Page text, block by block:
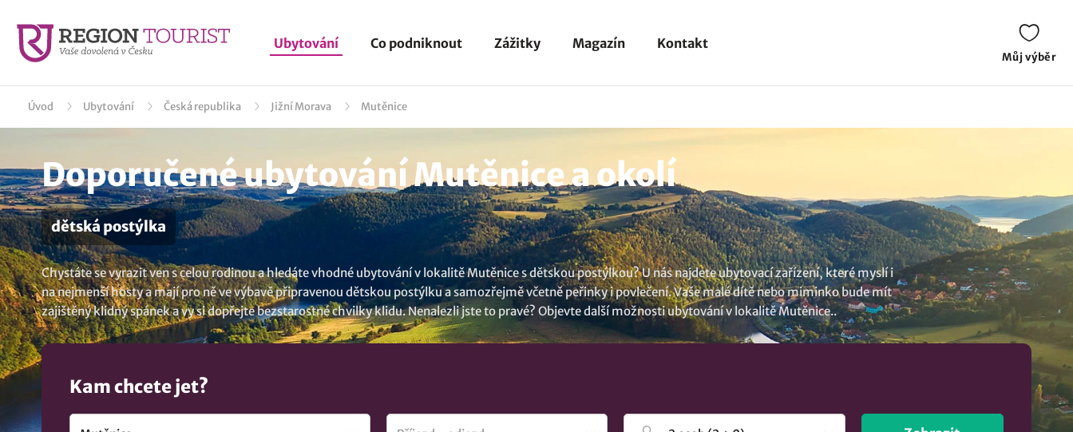
Ubytování Co podniknout Zážitky Magazín Kontakt
Můj výběr
Úvod Ubytování Česká republika Jižní Morava Mutěnice
Doporučené ubytování Mutěnice a okolí
dětská postýlka
Chystáte se vyrazit ven s celou rodinou a hledáte vhodné ubytování v lokalitě Mutěnice s dětskou postýlkou? U nás najdete ubytovací zařízení, které myslí i
na nejmenší hosty a mají pro ně ve výbavě připravenou dětskou postýlku a samozřejmě včetně peřinky i povlečení. Vaše malé dítě nebo miminko bude mít
zajištěný klidný spánek a vy si dopřejte bezstarostné chvilky klidu. Nenalezli jste to pravé? Objevte další možnostiubytování v lokalitě Mutěnice..
Kam chcete jet?